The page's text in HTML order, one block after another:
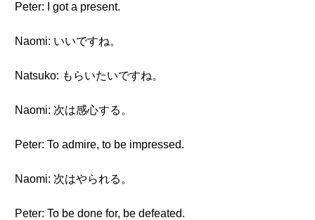
Peter: I got a present.
Naomi: いいですね。
Natsuko: もらいたいですね。
Naomi: 次は感心する。
Peter: To admire, to be impressed.
Naomi: 次はやられる。
Peter: To be done for, be defeated.